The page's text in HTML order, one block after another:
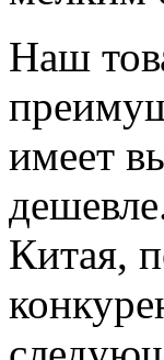
Наш
имеет
Китая,